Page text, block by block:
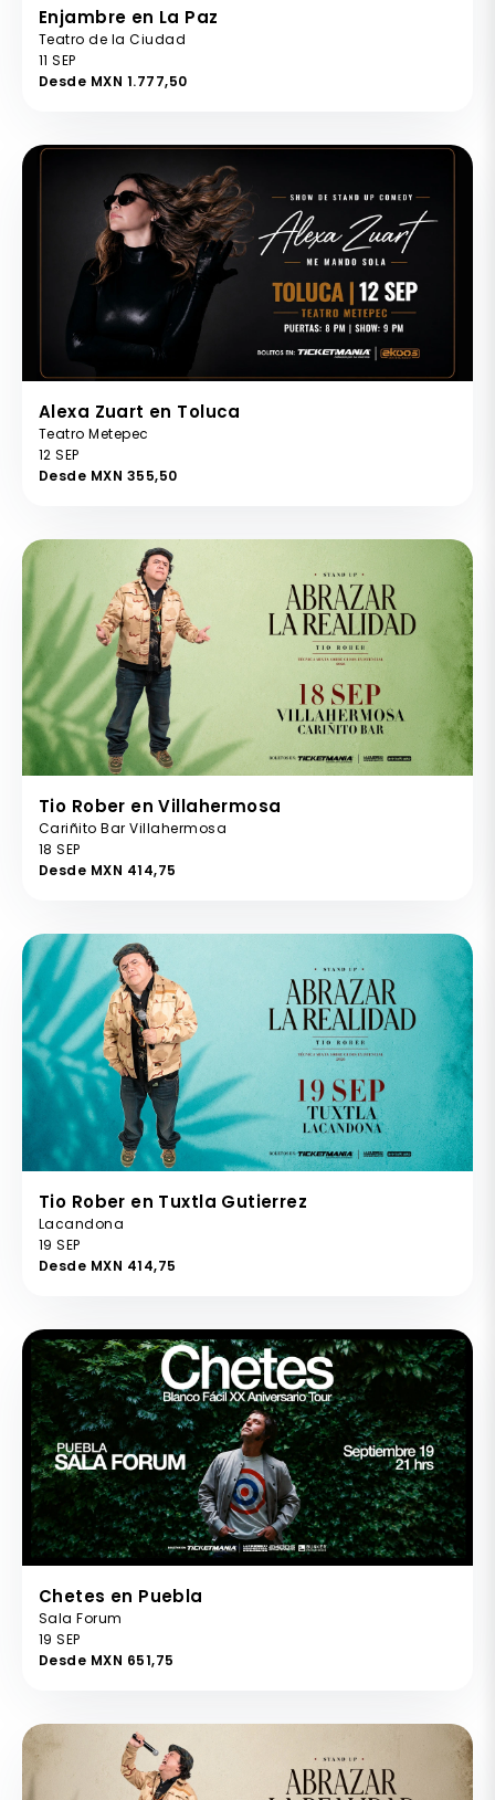
Enjambre en La Paz
Teatro de la Ciudad
11 SEP
Desde MXN 1.777,50
Alexa Zuart en Toluca
Teatro Metepec
12 SEP
Desde MXN 355,50
Tio Rober en Villahermosa
Cariñito Bar Villahermosa
18 SEP
Desde MXN 414,75
Tio Rober en Tuxtla Gutierrez
Lacandona
19 SEP
Desde MXN 414,75
Chetes en Puebla
Sala Forum
19 SEP
Desde MXN 651,75